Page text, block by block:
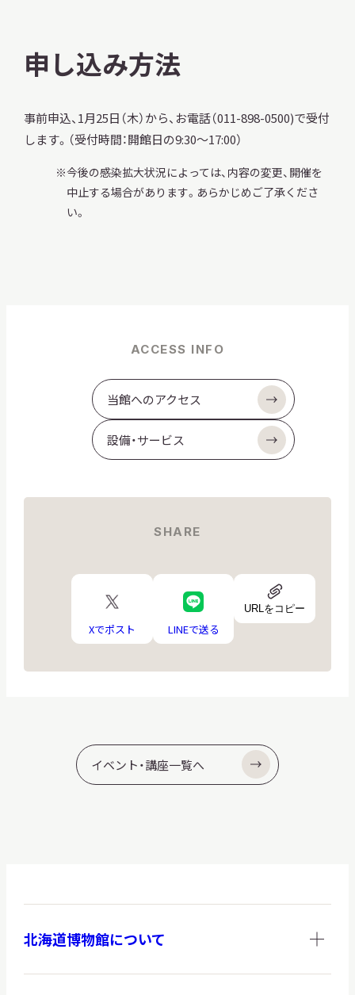
申し込み方法
事前申込、1月25日（木）から、お電話（011-898-0500)で受付
します。（受付時間：開館日の9:30～17:00）
今後の感染拡大状況によっては、内容の変更、開催を
中止する場合があります。あらかじめご了承くださ
い。
ACCESS INFO
当館へのアクセス
設備・サービス
SHARE
X
ロ
ゴ
Xでポスト
LINE
ロ
ゴ
LINEで送る
URL
イ
URLをコピー
イベント・講座一覧へ
北海道博物館について